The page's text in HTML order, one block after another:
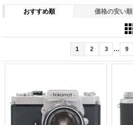
おすすめ順 価格の安い順
1 2 3 ... 9